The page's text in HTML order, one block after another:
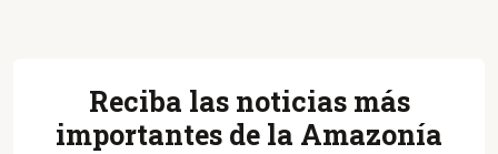
Reciba las noticias más
importantes de la Amazonía